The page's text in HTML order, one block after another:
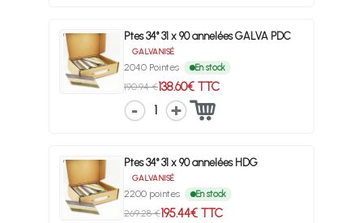
Ptes 34° 31 x 90 annelées GALVA PDC
GALVANISÉ
2040 Pointes En stock
190.94 €138.60€ TTC
1
Ptes 34° 31 x 90 annelées HDG
GALVANISÉ
2200 pointes En stock
269.28 €195.44€ TTC